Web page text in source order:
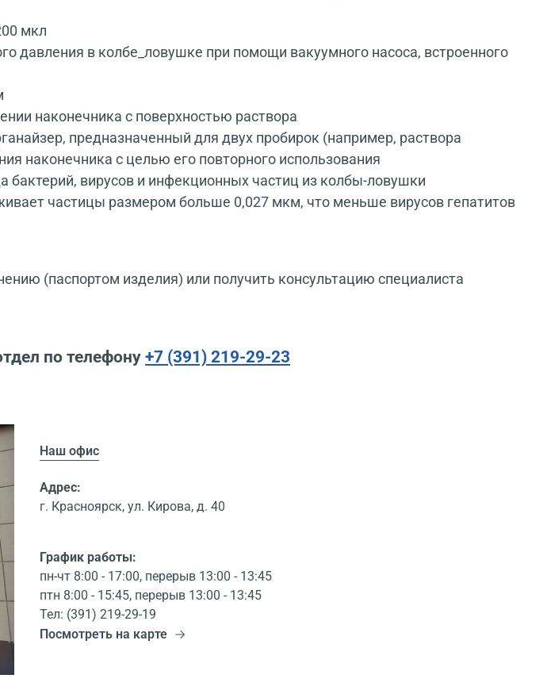
мкл
давления в колбе_ловушке при помощи вакуумного насоса, встроенного
наконечника с поверхностью раствора
предназначенный для двух пробирок (например, раствора
наконечника с целью его повторного использования
вирусов и инфекционных частиц из колбы-ловушки
частицы размером больше 0,027 мкм, что меньше вирусов гепатитов
(паспортом изделия) или получить консультацию специалиста
по телефону +7 (391) 219-29-23
Наш офис
Адрес:
г. Красноярск, ул. Кирова, д. 40
График работы:
пн-чт 8:00 - 17:00, перерыв 13:00 - 13:45
птн 8:00 - 15:45, перерыв 13:00 - 13:45
Тел: (391) 219-29-19
Посмотреть на карте